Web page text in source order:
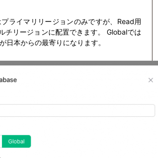
ライマリリージョンのみですが、Read用
チリージョンに配置できます。 Globalでは
日本からの最寄りになります。